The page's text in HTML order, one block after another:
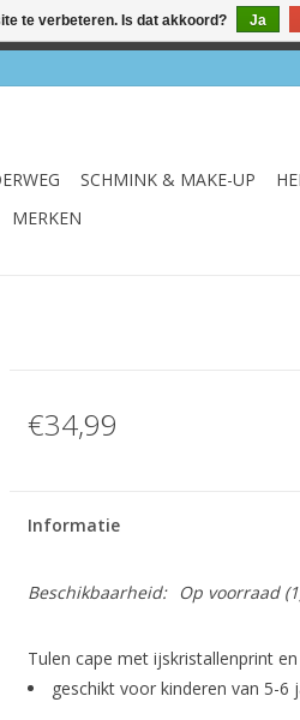
SCHMINK & MAKE-UP
MERKEN
€34,99
Informatie
Beschikbaarheid: Op voorraad
Tulen cape met ijskristallenprint
geschikt voor kinderen van 5-6
te verbeteren. Is dat akkoord? Ja
verzenden vanaf €75 ✔